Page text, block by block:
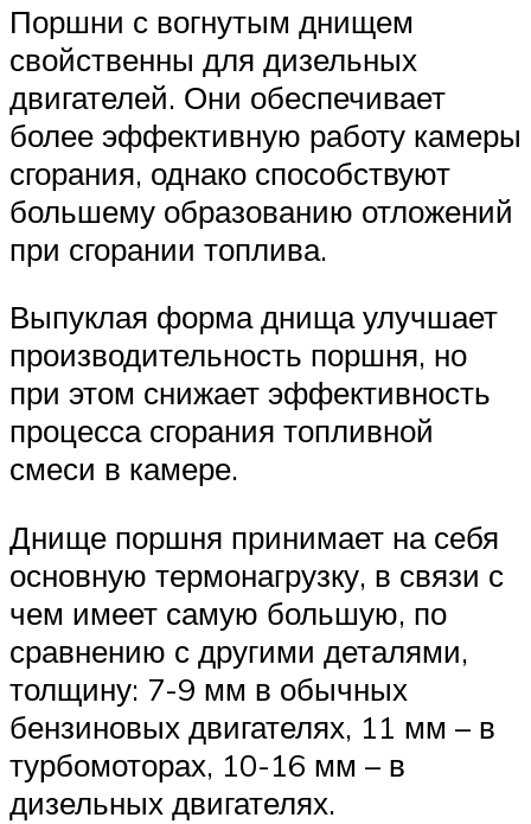
Поршни с вогнутым днищем
свойственны для дизельных
двигателей. Они обеспечивает
более эффективную работу камеры
сгорания, однако способствуют
большему образованию отложений
при сгорании топлива.
Выпуклая форма днища улучшает
производительность поршня, но
при этом снижает эффективность
процесса сгорания топливной
смеси в камере.
Днище поршня принимает на себя
основную термонагрузку, в связи с
чем имеет самую большую, по
сравнению с другими деталями,
толщину: 7-9 мм в обычных
бензиновых двигателях, 11 мм – в
турбомоторах, 10-16 мм – в
дизельных двигателях.